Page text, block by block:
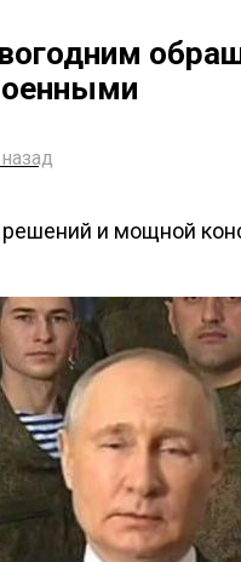
и мощной